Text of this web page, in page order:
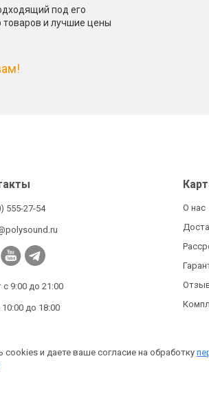
под его
товаров и лучшие цены
555-27-54
9:00 до 21:00
до 18:00
О нас
и даете ваше согласие на обработку